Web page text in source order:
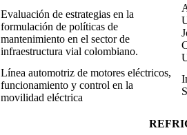
Evaluación de estrategias en la
formulación de políticas de
mantenimiento en el sector de
infraestructura vial colombiano.
Línea automotriz de motores eléctricos,
funcionamiento y control en la
movilidad eléctrica